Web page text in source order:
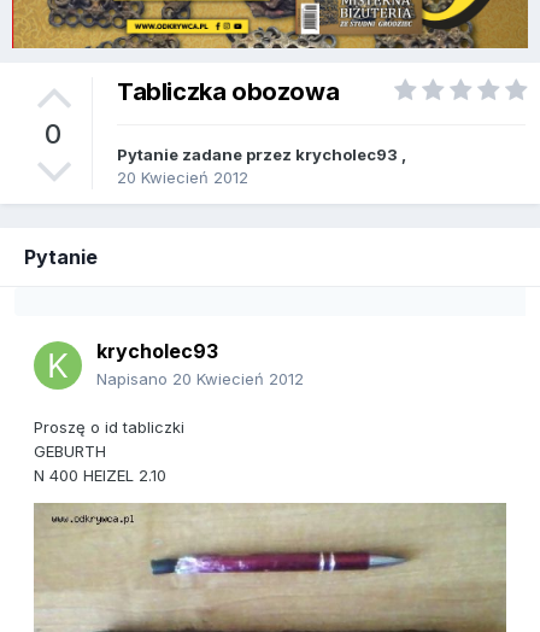
0
Tabliczka obozowa
Pytanie zadane przez krycholec93
20 Kwiecień 2012
Pytanie
krycholec93
Napisano 20 Kwiecień 2012
Proszę o id tabliczki
GEBURTH
N 400 HEIZEL 2.10